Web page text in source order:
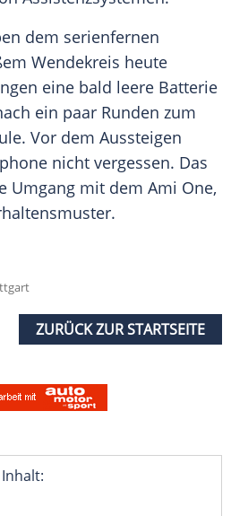
dem serienfernen
Wendekreis heute
eine bald leere Batterie
ein paar Runden zum
Vor dem Aussteigen
nicht vergessen. Das
Umgang mit dem Ami One,
.
ZURÜCK ZUR STARTSEITE